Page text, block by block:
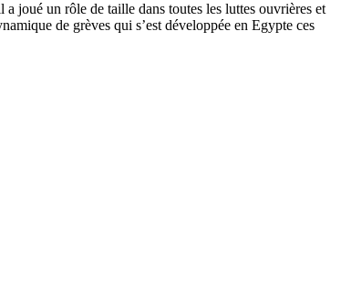
joué un rôle de taille dans toutes les luttes ouvrières et
de grèves qui s’est développée en Egypte ces